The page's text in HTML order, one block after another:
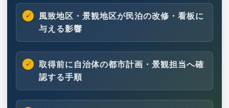
風致地区・景観地区が民泊の改修・看板に
与える影響
取得前に自治体の都市計画・景観担当へ確
認する手順